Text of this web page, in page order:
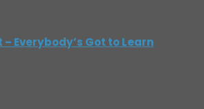
Everybody’s Got to Learn